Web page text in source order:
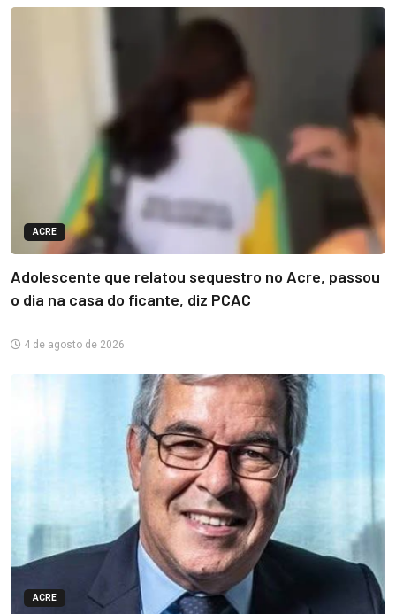
ACRE
Adolescente que relatou sequestro no Acre, passou
o dia na casa do ficante, diz PCAC
4 de agosto de 2026
ACRE